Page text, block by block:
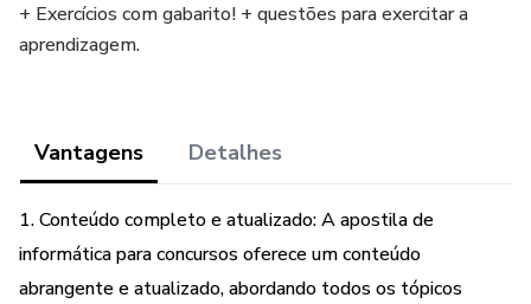
+ Exercícios com gabarito! + questões para exercitar a
aprendizagem.
Vantagens Detalhes
1. Conteúdo completo e atualizado: A apostila de
informática para concursos oferece um conteúdo
abrangente e atualizado, abordando todos os tópicos